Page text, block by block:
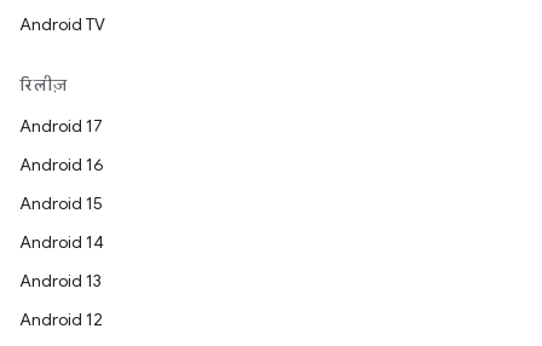
Android TV
रिलीज़
Android 17
Android 16
Android 15
Android 14
Android 13
Android 12